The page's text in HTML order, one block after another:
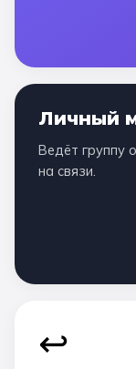
Личный
Ведёт группу
на связи.
↩️